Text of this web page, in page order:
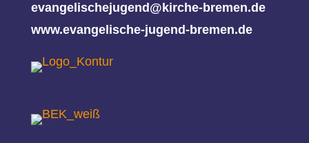
evangelischejugend@kirche-bremen.de
www.evangelische-jugend-bremen.de